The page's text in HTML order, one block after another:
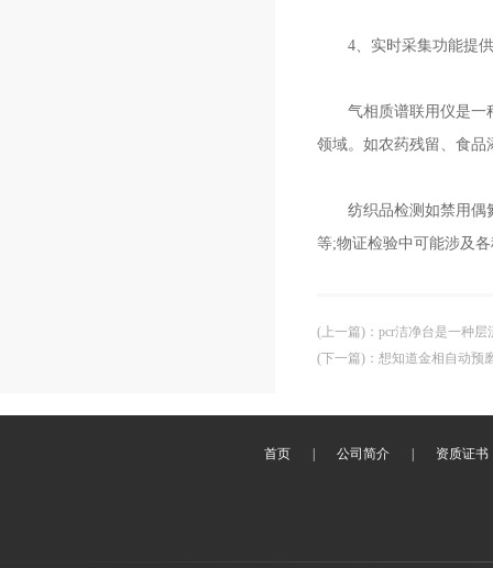
4、实时采集功能提供
气相质谱联用仪是一种
领域。如农药残留、食品
纺织品检测如禁用偶氮
等;物证检验中可能涉及
(上一篇) ： pcr洁净台是一种
(下一篇) ： 想知道金相自动预
首页 公司简介 资质证书